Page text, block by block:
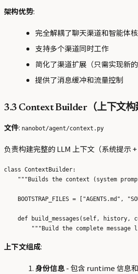
架构优势:
完全解耦了聊天渠道和智能体
支持多个渠道同时工作
简化了渠道扩展（只需实现新的
提供了消息缓冲和流量控制
3.3 Context Builder（上下文构
文件: nanobot/agent/context.py
负责构建完整的 LLM 上下文（系统提示 +
class ContextBuilder:
"""Builds the context (system
BOOTSTRAP_FILES = ["AGENTS.md",
def build_messages(self, history,
上下文组成:
身份信息- 包含 runtime 信息